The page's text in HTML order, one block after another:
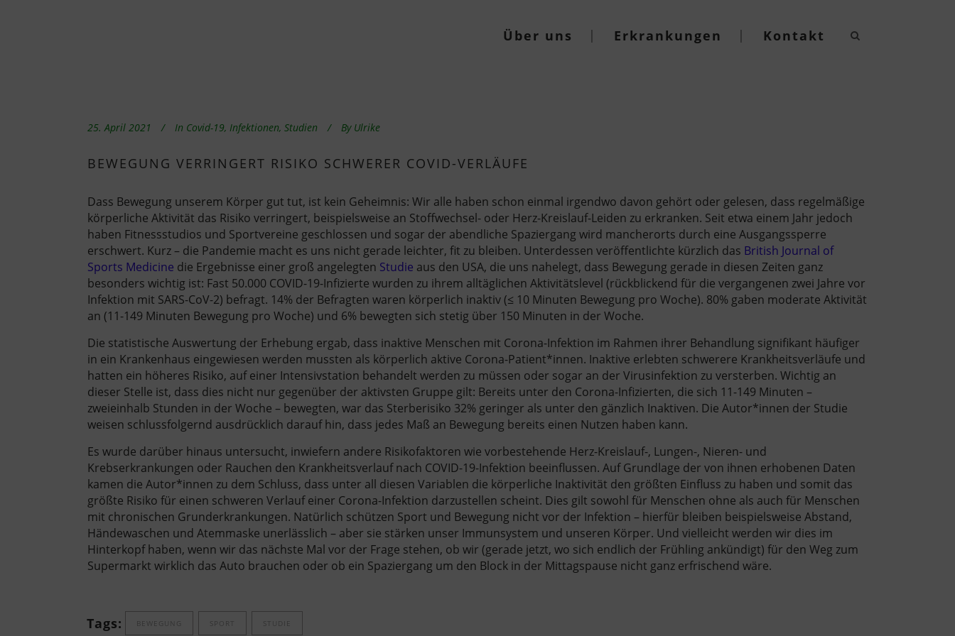
Über uns Erkrankungen Kontakt
25. April 2021 In Covid-19, Infektionen, Studien By Ulrike
BEWEGUNG VERRINGERT RISIKO SCHWERER COVID-VERLÄUFE
Dass Bewegung unserem Körper gut tut, ist kein Geheimnis: Wir alle haben schon einmal irgendwo davon gehört oder gelesen, dass regelmäßige
körperliche Aktivität das Risiko verringert, beispielsweise an Stoffwechsel- oder Herz-Kreislauf-Leiden zu erkranken. Seit etwa einem Jahr jedoch
haben Fitnessstudios und Sportvereine geschlossen und sogar der abendliche Spaziergang wird mancherorts durch eine Ausgangssperre
erschwert. Kurz – die Pandemie macht es uns nicht gerade leichter, fit zu bleiben. Unterdessen veröffentlichte kürzlich das British Journal of
Sports Medicine die Ergebnisse einer groß angelegten Studie aus den USA, die uns nahelegt, dass Bewegung gerade in diesen Zeiten ganz
besonders wichtig ist: Fast 50.000 COVID-19-Infizierte wurden zu ihrem alltäglichen Aktivitätslevel (rückblickend für die vergangenen zwei Jahre vor
Infektion mit SARS-CoV-2) befragt. 14% der Befragten waren körperlich inaktiv (≤ 10 Minuten Bewegung pro Woche). 80% gaben moderate Aktivität
an (11-149 Minuten Bewegung pro Woche) und 6% bewegten sich stetig über 150 Minuten in der Woche.
Die statistische Auswertung der Erhebung ergab, dass inaktive Menschen mit Corona-Infektion im Rahmen ihrer Behandlung signifikant häufiger
in ein Krankenhaus eingewiesen werden mussten als körperlich aktive Corona-Patient*innen. Inaktive erlebten schwerere Krankheitsverläufe und
hatten ein höheres Risiko, auf einer Intensivstation behandelt werden zu müssen oder sogar an der Virusinfektion zu versterben. Wichtig an
dieser Stelle ist, dass dies nicht nur gegenüber der aktivsten Gruppe gilt: Bereits unter den Corona-Infizierten, die sich 11-149 Minuten –
zweieinhalb Stunden in der Woche – bewegten, war das Sterberisiko 32% geringer als unter den gänzlich Inaktiven. Die Autor*innen der Studie
weisen schlussfolgernd ausdrücklich darauf hin, dass jedes Maß an Bewegung bereits einen Nutzen haben kann.
Es wurde darüber hinaus untersucht, inwiefern andere Risikofaktoren wie vorbestehende Herz-Kreislauf-, Lungen-, Nieren- und
Krebserkrankungen oder Rauchen den Krankheitsverlauf nach COVID-19-Infektion beeinflussen. Auf Grundlage der von ihnen erhobenen Daten
kamen die Autor*innen zu dem Schluss, dass unter all diesen Variablen die körperliche Inaktivität den größten Einfluss zu haben und somit das
größte Risiko für einen schweren Verlauf einer Corona-Infektion darzustellen scheint. Dies gilt sowohl für Menschen ohne als auch für Menschen
mit chronischen Grunderkrankungen. Natürlich schützen Sport und Bewegung nicht vor der Infektion – hierfür bleiben beispielsweise Abstand,
Händewaschen und Atemmaske unerlässlich – aber sie stärken unser Immunsystem und unseren Körper. Und vielleicht werden wir dies im
Hinterkopf haben, wenn wir das nächste Mal vor der Frage stehen, ob wir (gerade jetzt, wo sich endlich der Frühling ankündigt) für den Weg zum
Supermarkt wirklich das Auto brauchen oder ob ein Spaziergang um den Block in der Mittagspause nicht ganz erfrischend wäre.
Tags: BEWEGUNG SPORT STUDIE